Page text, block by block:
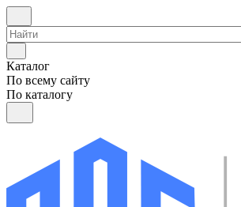
Каталог
По всему сайту
По каталогу